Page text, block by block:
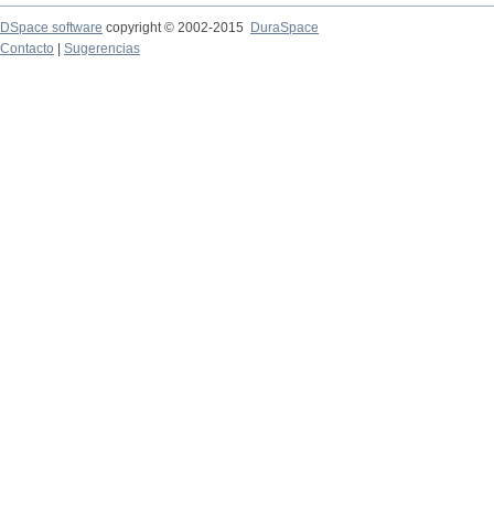
DSpace software copyright © 2002-2015
DuraSpace
Contacto
Sugerencias